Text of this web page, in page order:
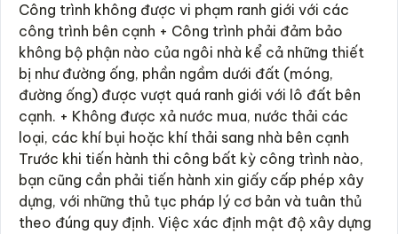
Công trình không được vi phạm ranh giới với các
công trình bên cạnh + Công trình phải đảm bảo
không bộ phận nào của ngôi nhà kể cả những thiết
bị như đường ống, phần ngầm dưới đất (móng,
đường ống) được vượt quá ranh giới với lô đất bên
cạnh. + Không được xả nước mua, nước thải các
loại, các khí bụi hoặc khí thải sang nhà bên cạnh
Trước khi tiến hành thi công bất kỳ công trình nào,
bạn cũng cần phải tiến hành xin giấy cấp phép xây
dựng, với những thủ tục pháp lý cơ bản và tuân thủ
theo đúng quy định. Việc xác định mật độ xây dựng